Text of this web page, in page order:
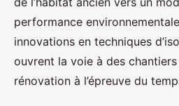
performance
innovations en techniques
ouvrent la voie à des
rénovation à l’épreuve du